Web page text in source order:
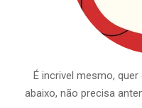
É incrivel mesmo,
abaixo, não precisa